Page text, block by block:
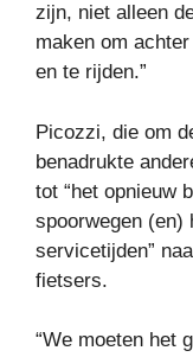
zijn, niet alleen
maken om
en te rijden.”
Picozzi, die om
benadrukte
tot “het opnieuw
spoorwegen (en)
servicetijden”
fietsers.
“We moeten het